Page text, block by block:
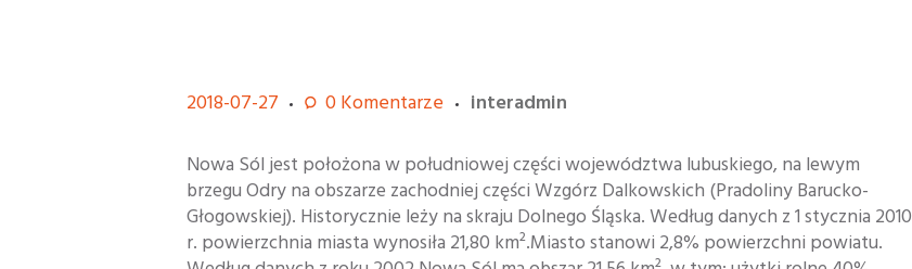
2018-07-27 0Komentarze
interadmin
Nowa Sól jest położona w południowej części województwa lubuskiego, na lewym
brzegu Odry na obszarze zachodniej części Wzgórz Dalkowskich (Pradoliny Barucko-
Głogowskiej). Historycznie leży na skraju Dolnego Śląska. Według danych z 1 stycznia 2010
r. powierzchnia miasta wynosiła 21,80 km².Miasto stanowi 2,8% powierzchni powiatu.